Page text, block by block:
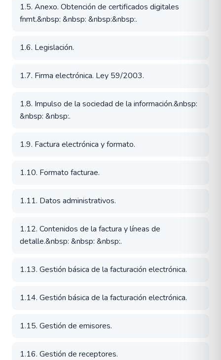
1.5. Anexo. Obtención de certificados digitales
fnmt.&nbsp: &nbsp: &nbsp:&nbsp:.
1.6. Legislación.
1.7. Firma electrónica. Ley 59/2003.
1.8. Impulso de la sociedad de la información.&nbsp:
&nbsp: &nbsp:.
1.9. Factura electrónica y formato.
1.10. Formato facturae.
1.11. Datos administrativos.
1.12. Contenidos de la factura y líneas de
detalle.&nbsp: &nbsp: &nbsp:.
1.13. Gestión básica de la facturación electrónica.
1.14. Gestión básica de la facturación electrónica.
1.15. Gestión de emisores.
1.16. Gestión de receptores.